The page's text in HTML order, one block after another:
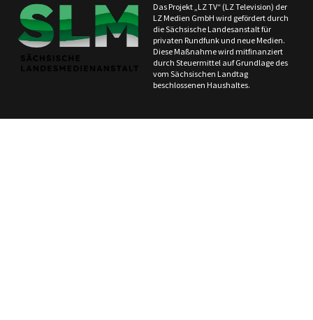
Das Projekt „LZ TV“ (LZ Television) der
LZ Medien GmbH wird gefördert durch
die Sächsische Landesanstalt für
privaten Rundfunk und neue Medien.
Diese Maßnahme wird mitfinanziert
durch Steuermittel auf Grundlage des
vom Sächsischen Landtag
beschlossenen Haushaltes.